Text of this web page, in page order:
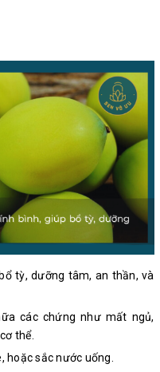
tỳ, dưỡng tâm, an thần, và
các chứng như mất ngủ,
thể.
hoặc sắc nước uống.